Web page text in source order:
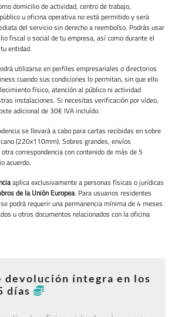
domicilio de actividad, centro de trabajo,
u oficina operativa no está permitido y será
del servicio sin derecho a reembolso. Podrás usar
fiscal o social de tu empresa, así como durante el
entidad.
utilizarse en perfiles empresariales o directorios
cuando sus condiciones lo permitan, sin que ello
físico, atención al público ni actividad
instalaciones. Si necesitas verificación por vídeo,
adicional de 30€ IVA incluído.
se llevará a cabo para cartas recibidas en sobre
(220x110mm). Sobres grandes, envíos
correspondencia con contenido de más de 5
acuerdo.
aplica exclusivamente a personas físicas o jurídicas
de la Unión Europea. Para usuarios residentes
podrá requerir una permanencia mínima de 4 meses
u otros documentos relacionados con la oficina
devolución íntegra en los
días